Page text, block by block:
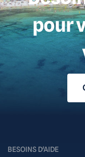
pour
BESOINS D'AIDE